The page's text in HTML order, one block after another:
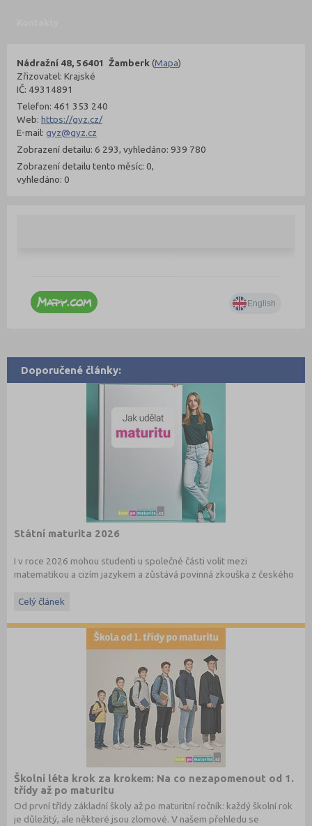
Nádražní 48, 56401 Žamberk(Mapa)
Zřizovatel: Krajské
IČ: 49314891
Telefon: 461 353 240
Web: https://gyz.cz/
E-mail: gyz@gyz.cz
Zobrazení detailu: 6 293, vyhledáno: 939 780
Zobrazení detailu tento měsíc: 0,
vyhledáno: 0
Doporučené články:
Státní maturita 2026
I v roce 2026 mohou studenti u společné části volit mezi
matematikou a cizím jazykem a zůstává povinná zkouška z českého
informacemi.
Celý článek
Školní léta krok za krokem: Na co nezapomenout od 1.
třídy až po maturitu
Od první třídy základní školy až po maturitní ročník: každý školní rok
je důležitý, ale některé jsou zlomové. V našem přehledu se